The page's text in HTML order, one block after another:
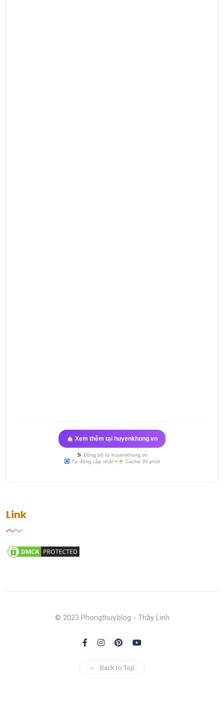
Xem thêm tại huyenkhong.vn
Đồng bộ từ huyenkhong.vn
Tự động cập nhật •
Cache 30 phút
Link
© 2023 Phongthuy.blog - Thầy Linh
Back to Top